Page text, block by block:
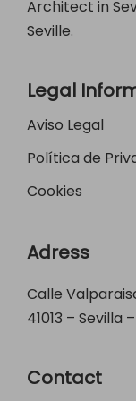
Architect in
Seville.
Legal
Aviso Legal
Política de
Cookies
Adress
Calle
41013 – Sevilla
Contact